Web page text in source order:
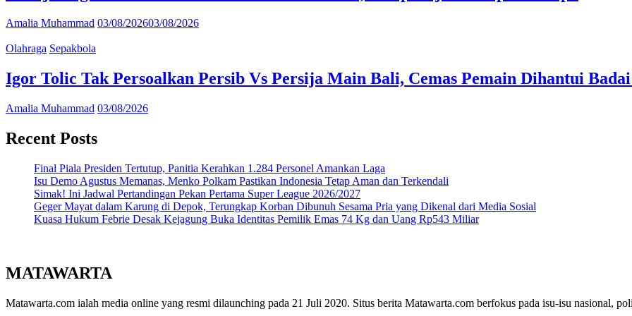
Amalia Muhammad 03/08/202603/08/2026
Olahraga Sepakbola
Igor Tolic Tak Persoalkan Persib Vs Persija Main Bali, Cemas Pemain Dihantui
Amalia Muhammad 03/08/2026
Recent Posts
Final Piala Presiden Tertutup, Panitia Kerahkan 1.284 Personel Amankan Laga
Isu Demo Agustus Memanas, Menko Polkam Pastikan Indonesia Tetap Aman dan Terkendali
Simak! Ini Jadwal Pertandingan Pekan Pertama Super League 2026/2027
Geger Mayat dalam Karung di Depok, Terungkap Korban Dibunuh Sesama Pria yang Dikenal dari Media Sosial
Kuasa Hukum Febrie Desak Kejagung Buka Identitas Pemilik Emas 74 Kg dan Uang Rp543 Miliar
MATAWARTA
Matawarta.com ialah media online yang resmi dilaunching pada 21 Juli 2020. Situs berita Matawarta.com berfokus pada isu-isu nasional,